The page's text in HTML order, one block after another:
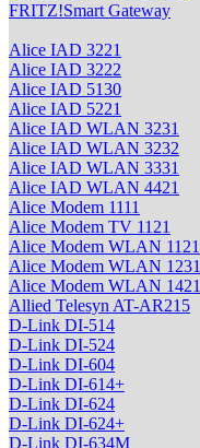
FRITZ!Smart Gateway
Alice IAD 3221
Alice IAD 3222
Alice IAD 5130
Alice IAD 5221
Alice IAD WLAN 3231
Alice IAD WLAN 3232
Alice IAD WLAN 3331
Alice IAD WLAN 4421
Alice Modem 1111
Alice Modem TV 1121
Alice Modem WLAN 1121
Alice Modem WLAN 1231
Alice Modem WLAN 1421
Allied Telesyn AT-AR215
D-Link DI-514
D-Link DI-524
D-Link DI-604
D-Link DI-614+
D-Link DI-624
D-Link DI-624+
D-Link DI-634M